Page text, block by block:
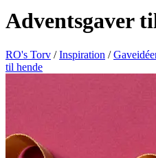
Adventsgaver
RO's Torv /Inspiration /
til hende